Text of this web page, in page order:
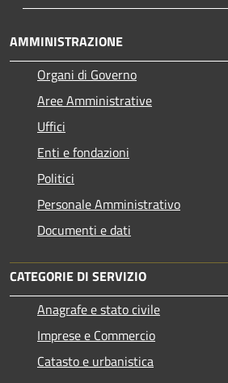
AMMINISTRAZIONE
Organi di Governo
Aree Amministrative
Uffici
Enti e fondazioni
Politici
Personale Amministrativo
Documenti e dati
CATEGORIE DI SERVIZIO
Anagrafe e stato civile
Imprese e Commercio
Catasto e urbanistica